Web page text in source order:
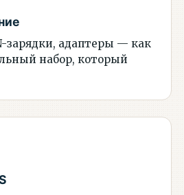
зарядки, адаптеры — как
набор, который